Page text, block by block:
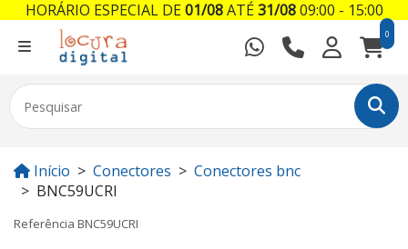
0
Início Conectores
Conectores bnc
BNC59UCRI
Referência BNC59UCRI
HORÁRIO ESPECIAL DE01/08ATÉ31/0809:00 - 15:00